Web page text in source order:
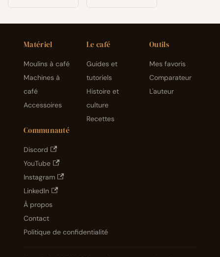
Matériel
Moulins à café
Machines à
café
Accessoires
Le café
Guides et
tutoriels
Histoire et
culture
Recettes
Outils
Mes favoris
Comparateur
L'auteur
Communauté
Discord
YouTube
Instagram
LinkedIn
À propos
Contact
Politique de confidentialité